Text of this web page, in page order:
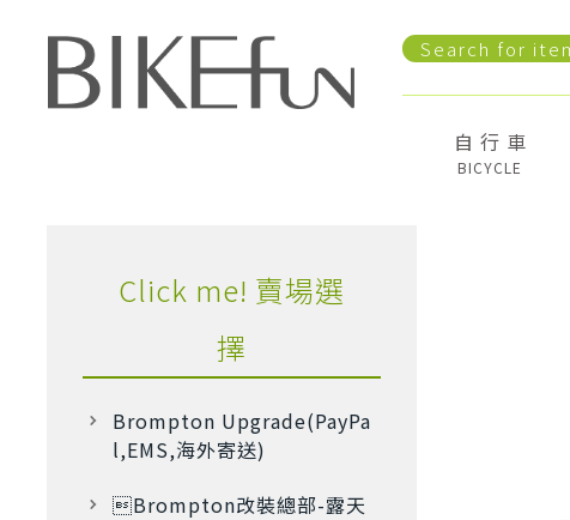
自 行 車
BICYCLE
Click me! 賣場選
擇
Brompton Upgrade(PayPa
l,EMS,海外寄送)
Brompton改裝總部-露天